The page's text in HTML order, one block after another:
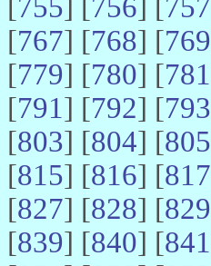
[755] [756] [757
[767] [768] [769
[779] [780] [781
[791] [792] [793
[803] [804] [805
[815] [816] [817
[827] [828] [829
[839] [840] [841